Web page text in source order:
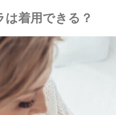
着用できる？